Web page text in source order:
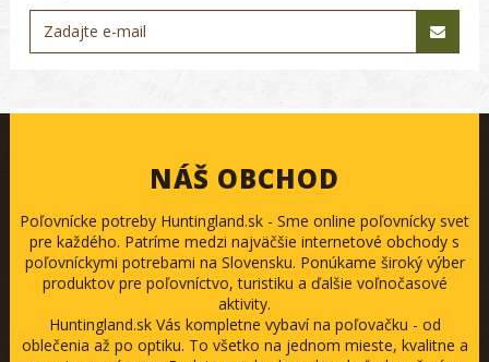
NÁŠ OBCHOD
Poľovnícke potreby Huntingland.sk - Sme online poľovnícky svet
pre každého. Patríme medzi najväčšie internetové obchody s
poľovníckymi potrebami na Slovensku. Ponúkame široký výber
produktov pre poľovníctvo, turistiku a ďalšie voľnočasové
aktivity.
Huntingland.sk Vás kompletne vybaví na poľovačku - od
oblečenia až po optiku. To všetko na jednom mieste, kvalitne a